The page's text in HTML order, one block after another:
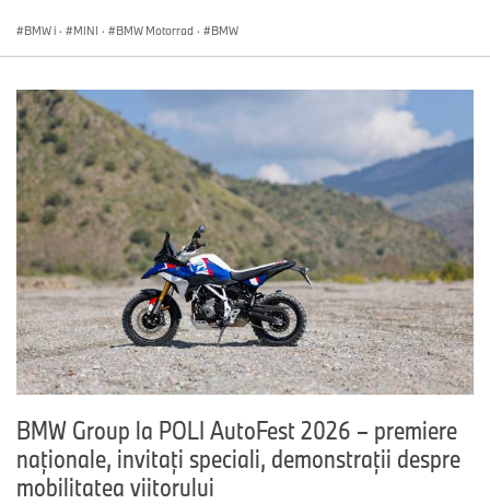
BMW i · MINI · BMW Motorrad · BMW
BMW Group la POLI AutoFest 2026 – premiere
naţionale, invitaţi speciali, demonstraţii despre
mobilitatea viitorului